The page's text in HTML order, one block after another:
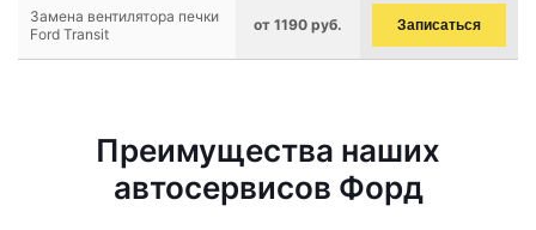
Замена вентилятора печки
Ford Transit
от 1190 руб. Записаться
Преимущества наших
автосервисов Форд